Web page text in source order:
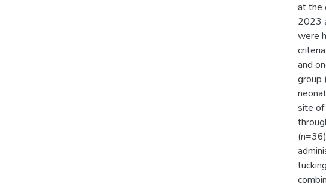
at the
2023
were
and
group
site of